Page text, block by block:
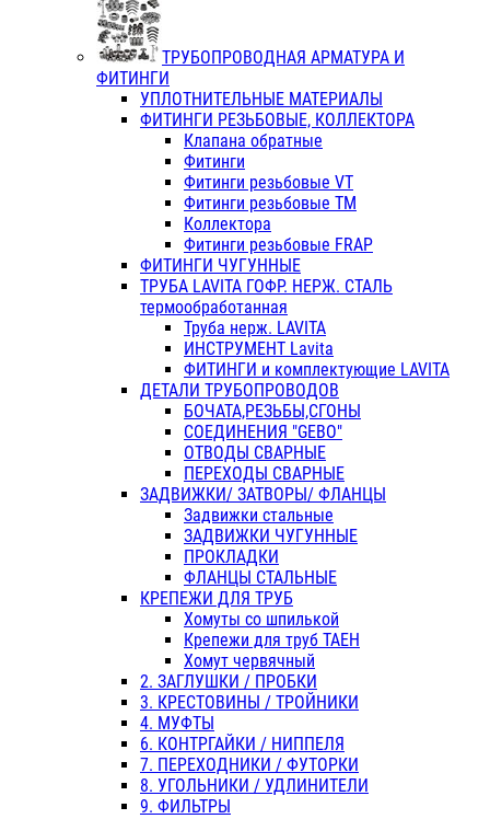
ТРУБОПРОВОДНАЯ АРМАТУРА И
ФИТИНГИ
УПЛОТНИТЕЛЬНЫЕ МАТЕРИАЛЫ
ФИТИНГИ РЕЗЬБОВЫЕ, КОЛЛЕКТОРА
Клапана обратные
Фитинги
Фитинги резьбовые VT
Фитинги резьбовые ТМ
Коллектора
Фитинги резьбовые FRAP
ФИТИНГИ ЧУГУННЫЕ
ТРУБА LAVITA ГОФР. НЕРЖ. СТАЛЬ
термообработанная
Труба нерж. LAVITA
ИНСТРУМЕНТ Lavita
ФИТИНГИ и комплектующие LAVITA
ДЕТАЛИ ТРУБОПРОВОДОВ
БОЧАТА,РЕЗЬБЫ,СГОНЫ
СОЕДИНЕНИЯ "GEBO"
ОТВОДЫ СВАРНЫЕ
ПЕРЕХОДЫ СВАРНЫЕ
ЗАДВИЖКИ/ ЗАТВОРЫ/ ФЛАНЦЫ
Задвижки стальные
ЗАДВИЖКИ ЧУГУННЫЕ
ПРОКЛАДКИ
ФЛАНЦЫ СТАЛЬНЫЕ
КРЕПЕЖИ ДЛЯ ТРУБ
Хомуты со шпилькой
Крепежи для труб ТАЕН
Хомут червячный
2. ЗАГЛУШКИ / ПРОБКИ
3. КРЕСТОВИНЫ / ТРОЙНИКИ
4. МУФТЫ
6. КОНТРГАЙКИ / НИППЕЛЯ
7. ПЕРЕХОДНИКИ / ФУТОРКИ
8. УГОЛЬНИКИ / УДЛИНИТЕЛИ
9. ФИЛЬТРЫ